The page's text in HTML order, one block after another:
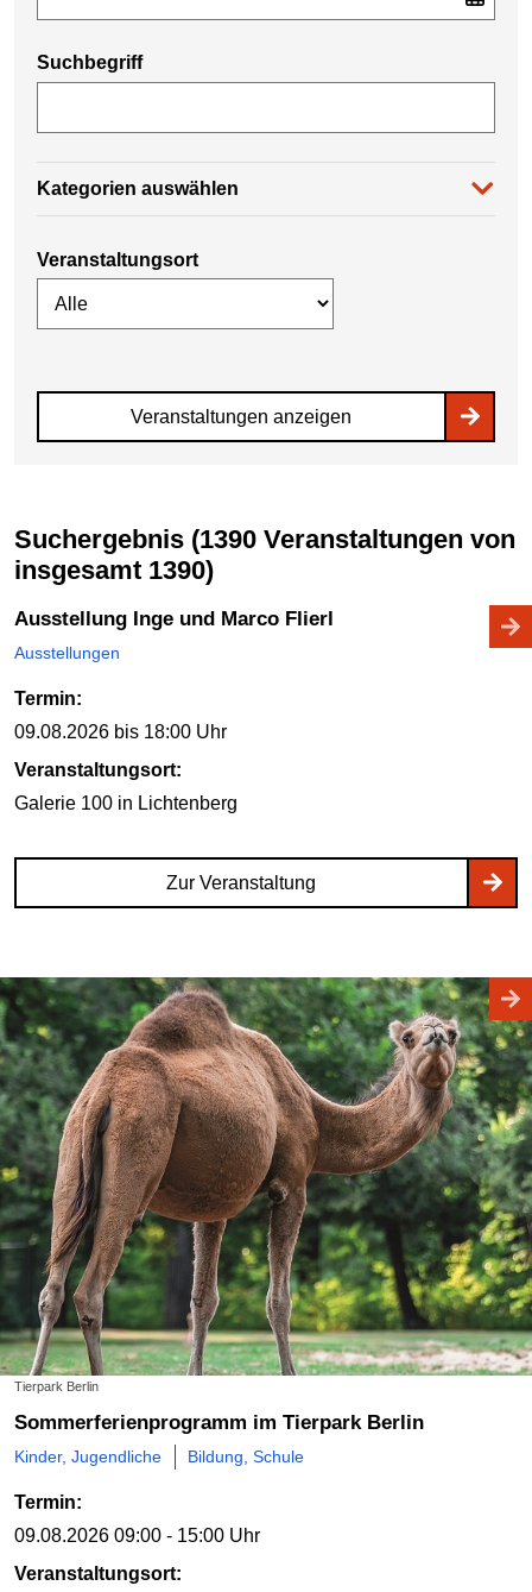
Suchbegriff
Kategorien auswählen
Veranstaltungsort
Veranstaltungen anzeigen
Suchergebnis (1390 Veranstaltungen von
insgesamt 1390)
Ausstellung Inge und Marco Flierl
Ausstellungen
Termin:
09.08.2026 bis 18:00 Uhr
Veranstaltungsort:
Galerie 100 in Lichtenberg
Zur Veranstaltung
Tierpark Berlin
Sommerferienprogramm im Tierpark Berlin
Kinder, Jugendliche Bildung, Schule
Termin:
09.08.2026 09:00 - 15:00 Uhr
Veranstaltungsort: